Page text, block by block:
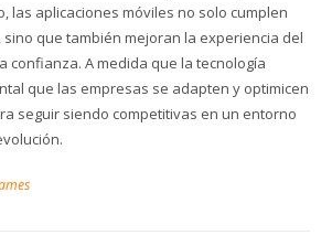
las aplicaciones móviles no solo cumplen
sino que también mejoran la experiencia del
confianza. A medida que la tecnología
que las empresas se adapten y optimicen
seguir siendo competitivas en un entorno